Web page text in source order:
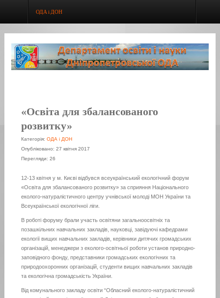
ОДА і ДОН
«Освіта для збалансованого
розвитку»
Категорія: ОДА і ДОН
Опубліковано: 27 квітня 2017
Перегляди: 26
12-13 квітня у м. Києві відбувся всеукраїнський екологічний форум
«Освіта для збалансованого розвитку» за сприяння Національного
еколого-натуралістичного центру учнівської молоді МОН України та
Всеукраїнської екологічної ліги.
В роботі форуму брали участь освітяни загальноосвітніх та
позашкільних навчальних закладів, науковці, завідуючі кафедрами
екології вищих навчальних закладів, керівники дитячих громадських
організацій, менеджери з еколого-освітньої роботи установ природно-
заповідного фонду, представники громадських екологічних та
природоохоронних організацій, студенти вищих навчальних закладів
та екологічна громадськість України.
Від комунального закладу освіти “Обласний еколого-натуралістичний